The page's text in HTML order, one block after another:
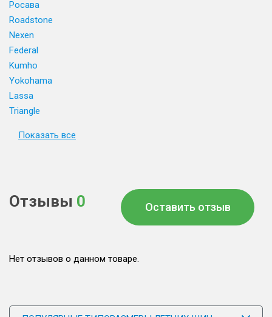
Росава
Roadstone
Nexen
Federal
Kumho
Yokohama
Lassa
Triangle
Показать все
Отзывы 0 Оставить отзыв
Нет отзывов о данном товаре.